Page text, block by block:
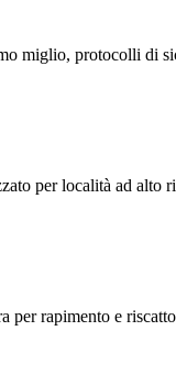
miglio, protocolli di
per località ad alto
rapimento e